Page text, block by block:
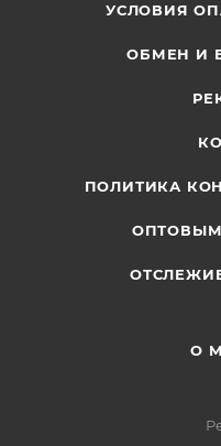
УСЛОВИЯ
ОБМЕН И
ПОЛИТИКА
О